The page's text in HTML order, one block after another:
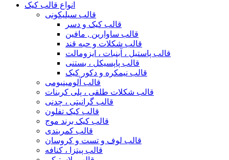
انواع قالب کیک
قالب سیلیکونی
قالب کیک و دسر
قالب ساوارین , مافین
قالب شکلات و حبه قند
قالب پاستیل ، آبنبات ، ایزومالت
قالب پاپسیکل ، بستنی
قالب نیمکره و دکور کیک
قالب آلومینیومی
قالب شکلات طلقی ، پلی کربنات
قالب گرانیتی ، چدنی
قالب کیک تفلون
قالب کیک برند موج
قالب کمربندی
قالب لوف و تست و کروسان
قالب پیتزا ، کنافه